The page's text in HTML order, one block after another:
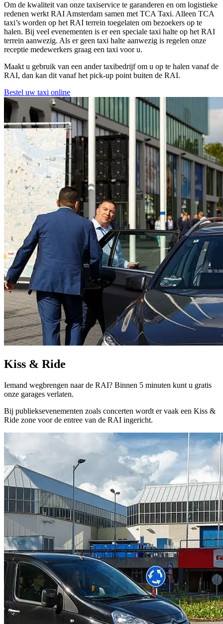
Om de kwaliteit van onze taxiservice te garanderen en om logistieke
redenen werkt RAI Amsterdam samen met TCA Taxi. Alleen TCA
taxi’s worden op het RAI terrein toegelaten om bezoekers op te
halen. Bij veel evenementen is er een speciale taxi halte op het RAI
terrein aanwezig. Als er geen taxi halte aanwezig is regelen onze
receptie medewerkers graag een taxi voor u.
Maakt u gebruik van een ander taxibedrijf om u op te halen vanaf de
RAI, dan kan dit vanaf het pick-up point buiten de RAI.
Bestel uw taxi online
Kiss & Ride
Iemand wegbrengen naar de RAI? Binnen 5 minuten kunt u gratis
onze garages verlaten.
Bij publieksevenementen zoals concerten wordt er vaak een Kiss &
Ride zone voor de entree van de RAI ingericht.